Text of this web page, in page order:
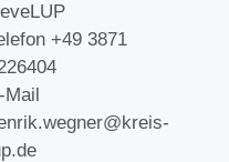
+49 3871
Mail